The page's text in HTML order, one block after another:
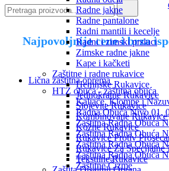
Radne jakne
Radne pantalone
Radni mantili i kecelje
Radni i zimski prsluci
Zimske radne jakne
Kape i kačketi
Zaštitne i radne rukavice
Hemijske Rukavice
Jednokratne Rukavice
Slojevite Rukavice
Kombinovane Rukavice
Kožne Rukavice
Rukavice Protiv
Rukavice Za Specijalne
Tekstilne Rukavice
Najpovoljnije cene i brza
Lična zaštitna oprema
HTZ obuća - zaštitna obuća
Kaljače, Klompe i
Radna Obuća Nivo 01,
Zaštitna Radna Obuća
Zaštitna Radna Obuća
Zaštitna Radna Obuća
Zaštitna Radna Obuća
Zaštitne Čizme